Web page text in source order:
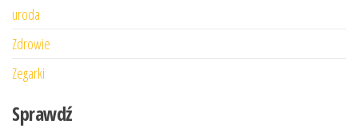
uroda
Zdrowie
Zegarki
Sprawdź